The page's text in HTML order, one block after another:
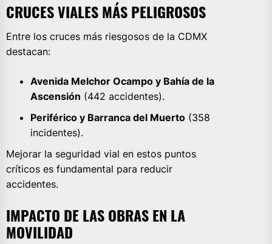
CRUCES VIALES MÁS PELIGROSOS
Entre los cruces más riesgosos de la CDMX
destacan:
Avenida Melchor Ocampo y Bahía de la
Ascensión (442 accidentes).
Periférico y Barranca del Muerto (358
incidentes).
Mejorar la seguridad vial en estos puntos
críticos es fundamental para reducir
accidentes.
IMPACTO DE LAS OBRAS EN LA
MOVILIDAD